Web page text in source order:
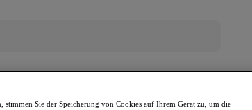
stimmen Sie der Speicherung von Cookies auf Ihrem Gerät zu, um die